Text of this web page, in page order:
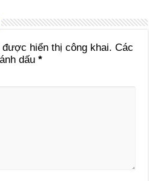
hiển thị công khai. Các
dấu*